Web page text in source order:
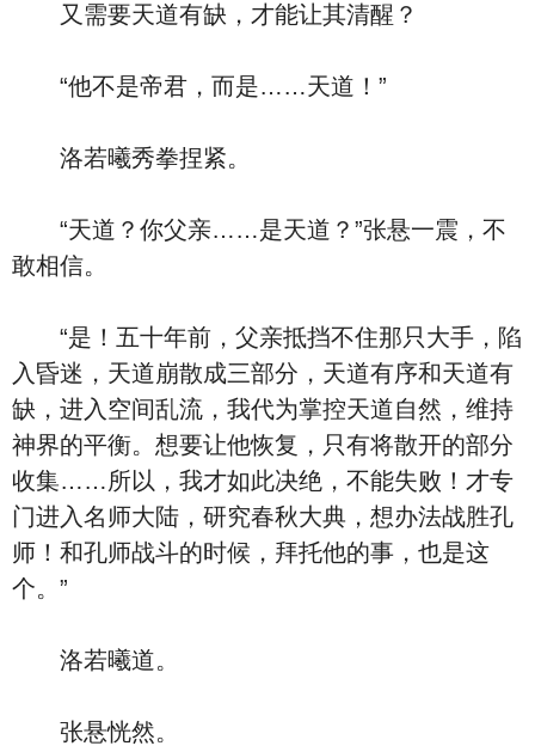
又需要天道有缺，才能让其清醒？
“他不是帝君，而是……天道！”
洛若曦秀拳捏紧。
“天道？你父亲……是天道？”张悬一震，不
敢相信。
“是！五十年前，父亲抵挡不住那只大手，陷
入昏迷，天道崩散成三部分，天道有序和天道有
缺，进入空间乱流，我代为掌控天道自然，维持
神界的平衡。想要让他恢复，只有将散开的部分
收集……所以，我才如此决绝，不能失败！才专
门进入名师大陆，研究春秋大典，想办法战胜孔
师！和孔师战斗的时候，拜托他的事，也是这
个。”
洛若曦道。
张悬恍然。